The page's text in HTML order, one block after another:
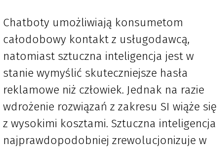
Chatboty umożliwiają konsumetom
całodobowy kontakt z usługodawcą,
natomiast sztuczna inteligencja jest w
stanie wymyślić skuteczniejsze hasła
reklamowe niż człowiek. Jednak na razie
wdrożenie rozwiązań z zakresu SI wiąże się
z wysokimi kosztami. Sztuczna inteligencja
najprawdopodobniej zrewolucjonizuje w